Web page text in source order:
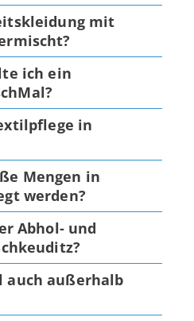
mit
ich ein
in
Mengen in
werden?
Abhol- und
auch außerhalb